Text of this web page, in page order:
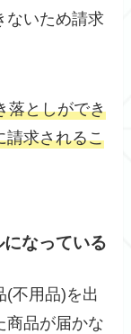
ないため請求
落としができ
請求されるこ
なっている
(不用品)を出
商品が届かな